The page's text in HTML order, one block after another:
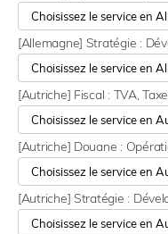
[Allemagne] Stratégie :
[Autriche] Fiscal : TVA,
[Autriche] Douane :
[Autriche] Stratégie :